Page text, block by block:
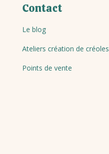
Contact
Le blog
Ateliers création de créoles
Points de vente